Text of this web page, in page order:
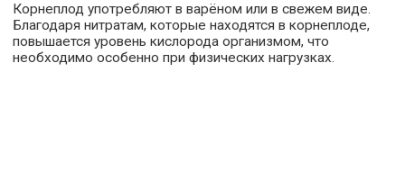
Корнеплод употребляют в варёном или в свежем виде.
Благодаря нитратам, которые находятся в корнеплоде,
повышается уровень кислорода организмом, что
необходимо особенно при физических нагрузках.